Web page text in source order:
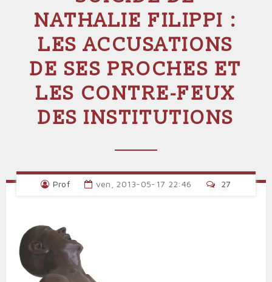
NATHALIE FILIPPI :
LES ACCUSATIONS
DE SES PROCHES ET
LES CONTRE-FEUX
DES INSTITUTIONS
Prof ven, 2013-05-17 22:46 27